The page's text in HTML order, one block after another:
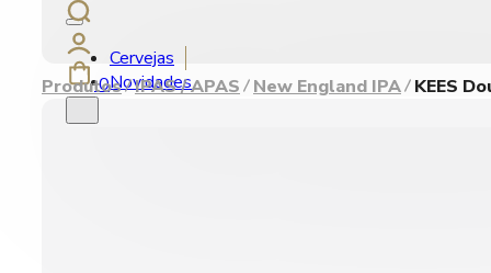
Cervejas
Novidades
0
Produtos IPAS / APAS New England IPA KEES